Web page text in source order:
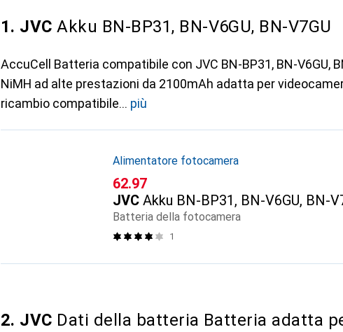
1. JVC Akku BN-BP31, BN-V6GU, BN-V7GU
AccuCell Batteria compatibile con JVC BN-BP31, BN-V6GU,
NiMH ad alte prestazioni da 2100mAh adatta per
ricambio compatibile
più
Alimentatore fotocamera
CHF
62.97
JVC Akku BN-BP31, BN-V6GU, BN-
Batteria della fotocamera
1
2. JVC Dati della batteria Batteria adatta